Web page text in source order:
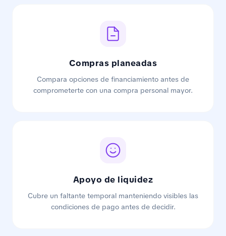
Compras planeadas
Compara opciones de financiamiento antes de
comprometerte con una compra personal mayor.
Apoyo de liquidez
Cubre un faltante temporal manteniendo visibles las
condiciones de pago antes de decidir.